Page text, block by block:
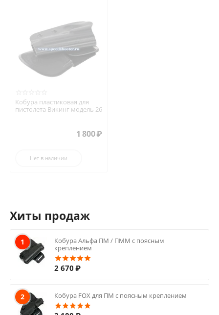
Кобура пластиковая для
пистолета Викинг модель 26
1 800₽
Нет в наличии
Хиты продаж
1
Кобура Альфа ПМ / ПММ с поясным
креплением
2 670 ₽
2 Кобура FOX для ПМ с поясным креплением